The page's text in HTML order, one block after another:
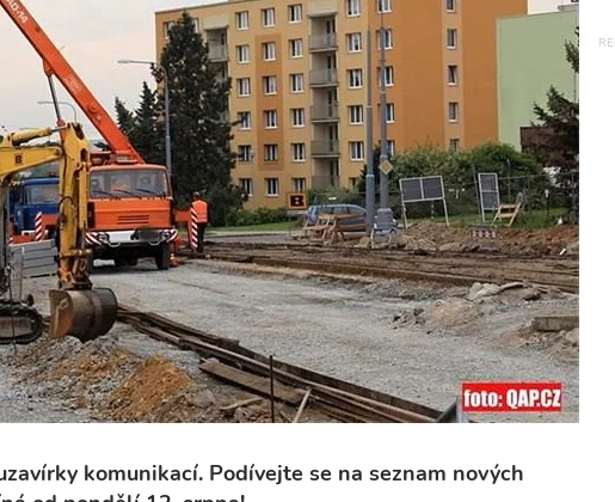
komunikací. Podívejte se na seznam nových